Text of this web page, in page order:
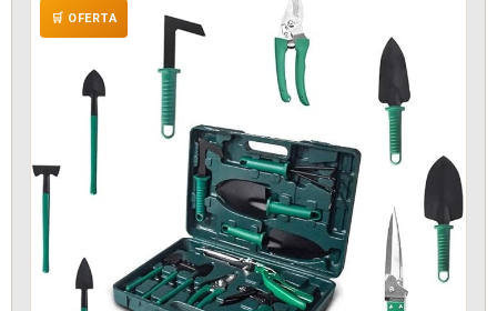
🛒 OFERTA